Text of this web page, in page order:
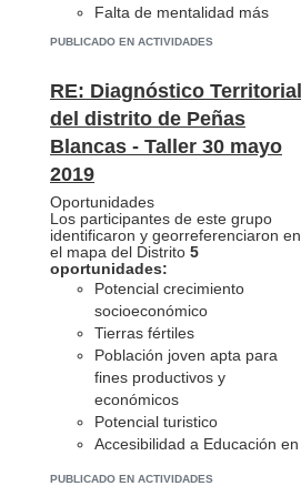
Falta de mentalidad más
abierta a cambios
sector agricola
Impacto de los electrónicos
en la la población,
especialmente en madres y
influencia de productos
producidos (industriales)
PUBLICADO EN ACTIVIDADES
RE: Diagnóstico Territorial
del distrito de Peñas
Blancas - Taller 30 mayo
2019
Oportunidades
Los participantes de este grupo
identificaron y georreferenciaron en
el mapa del Distrito 5
oportunidades:
Potencial crecimiento
socioeconómico
Tierras fértiles
Población joven apta para
fines productivos y
económicos
Potencial turistico
Accesibilidad a Educación en
PUBLICADO EN ACTIVIDADES